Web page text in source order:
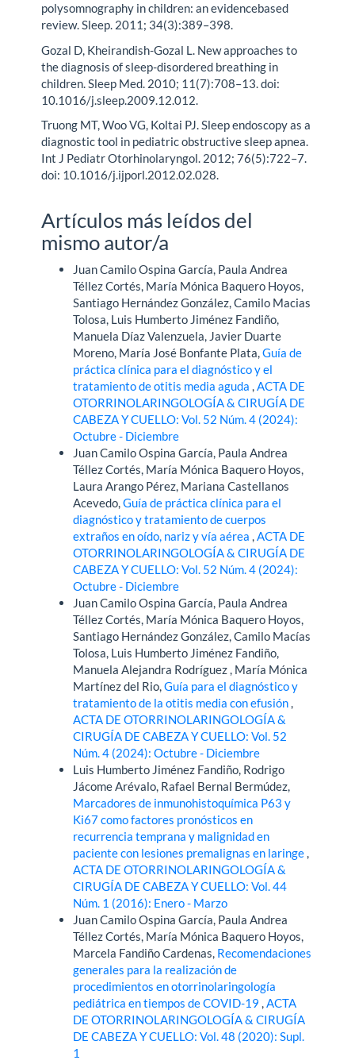
polysomnography in children: an evidencebased
review. Sleep. 2011; 34(3):389–398.
Gozal D, Kheirandish-Gozal L. New approaches to
the diagnosis of sleep-disordered breathing in
children. Sleep Med. 2010; 11(7):708–13. doi:
10.1016/j.sleep.2009.12.012.
Truong MT, Woo VG, Koltai PJ. Sleep endoscopy as a
diagnostic tool in pediatric obstructive sleep apnea.
Int J Pediatr Otorhinolaryngol. 2012; 76(5):722–7.
doi: 10.1016/j.ijporl.2012.02.028.
Artículos más leídos del
mismo autor/a
Juan Camilo Ospina García, Paula Andrea
Téllez Cortés, María Mónica Baquero Hoyos,
Santiago Hernández González, Camilo Macias
Tolosa, Luis Humberto Jiménez Fandiño,
Manuela Díaz Valenzuela, Javier Duarte
Moreno, María José Bonfante Plata,Guía de
práctica clínica para el diagnóstico y el
tratamiento de otitis media aguda,ACTA DE
OTORRINOLARINGOLOGÍA & CIRUGÍA DE
CABEZA Y CUELLO: Vol. 52 Núm. 4 (2024):
Octubre - Diciembre
Juan Camilo Ospina García, Paula Andrea
Téllez Cortés, María Mónica Baquero Hoyos,
Laura Arango Pérez, Mariana Castellanos
Acevedo,Guía de práctica clínica para el
diagnóstico y tratamiento de cuerpos
extraños en oído, nariz y vía aérea,ACTA DE
OTORRINOLARINGOLOGÍA & CIRUGÍA DE
CABEZA Y CUELLO: Vol. 52 Núm. 4 (2024):
Octubre - Diciembre
Juan Camilo Ospina García, Paula Andrea
Téllez Cortés, María Mónica Baquero Hoyos,
Santiago Hernández González, Camilo Macías
Tolosa, Luis Humberto Jiménez Fandiño,
Manuela Alejandra Rodríguez , María Mónica
Martínez del Rio,Guía para el diagnóstico y
tratamiento de la otitis media con efusión,
ACTA DE OTORRINOLARINGOLOGÍA &
CIRUGÍA DE CABEZA Y CUELLO: Vol. 52
Núm. 4 (2024): Octubre - Diciembre
Luis Humberto Jiménez Fandiño, Rodrigo
Jácome Arévalo, Rafael Bernal Bermúdez,
Marcadores de inmunohistoquímica P63 y
Ki67 como factores pronósticos en
recurrencia temprana y malignidad en
paciente con lesiones premalignas en laringe,
ACTA DE OTORRINOLARINGOLOGÍA &
CIRUGÍA DE CABEZA Y CUELLO: Vol. 44
Núm. 1 (2016): Enero - Marzo
Juan Camilo Ospina García, Paula Andrea
Téllez Cortés, María Mónica Baquero Hoyos,
Marcela Fandiño Cardenas, Recomendaciones
generales para la realización de
procedimientos en otorrinolaringología
pediátrica en tiempos de COVID-19,ACTA
DE OTORRINOLARINGOLOGÍA & CIRUGÍA
DE CABEZA Y CUELLO: Vol. 48 (2020): Supl.
1